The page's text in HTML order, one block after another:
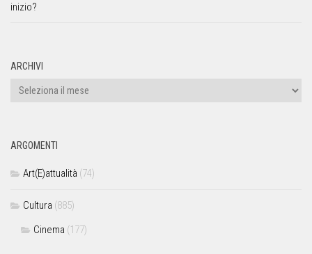
inizio?
ARCHIVI
ARGOMENTI
Art(E)attualità (74)
Cultura (885)
Cinema (177)